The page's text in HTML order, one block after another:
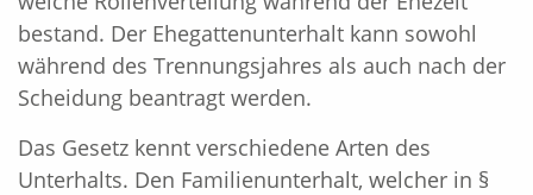
bestand. Der Ehegattenunterhalt kann sowohl
während des Trennungsjahres als auch nach der
Scheidung beantragt werden.
Das Gesetz kennt verschiedene Arten des
Unterhalts. Den Familienunterhalt, welcher in §